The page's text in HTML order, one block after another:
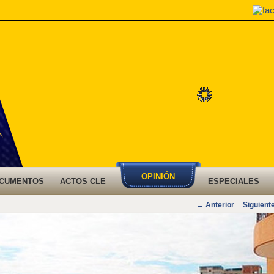
ACTOS CLE
OPINIÓN
ESPECIALES
Navegación
← Anterior